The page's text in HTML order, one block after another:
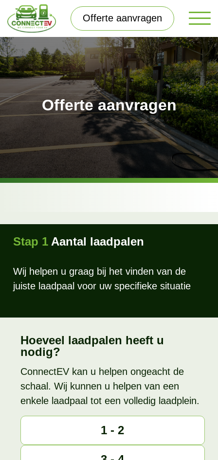
Offerte aanvragen
Offerte aanvragen
Stap 1 Aantal laadpalen
Wij helpen u graag bij het vinden van de
juiste laadpaal voor uw specifieke situatie
Hoeveel laadpalen heeft u
nodig?
ConnectEV kan u helpen ongeacht de
schaal. Wij kunnen u helpen van een
enkele laadpaal tot een volledig laadplein.
1 - 2